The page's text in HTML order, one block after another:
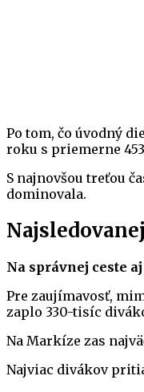
Po tom, čo úvodný
roku s priemerne
S najnovšou treťou
dominovala.
Na správnej ceste
Pre zaujímavosť,
zaplo 330-tisíc
Na Markíze zas
Najviac divákov